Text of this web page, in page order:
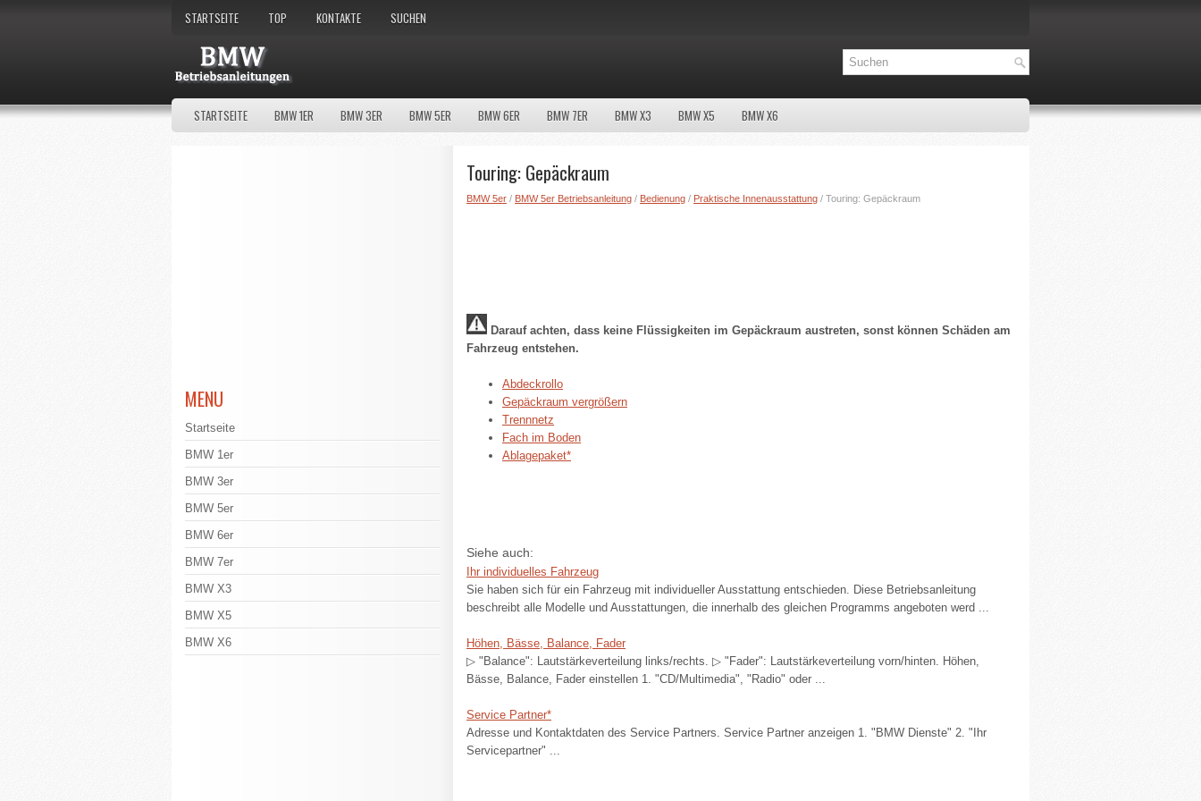
STARTSEITE TOP KONTAKTE SUCHEN
STARTSEITE BMW 1ER BMW 3ER BMW 5ER BMW 6ER BMW 7ER BMW X3 BMW X5 BMW X6
Touring: Gepäckraum
BMW 5er / BMW 5er Betriebsanleitung / Bedienung / Praktische Innenausstattung / Touring: Gepäckraum
Darauf achten, dass keine Flüssigkeiten im Gepäckraum austreten, sonst können Schäden am
Fahrzeug entstehen.
Abdeckrollo
Gepäckraum vergrößern
Trennnetz
Fach im Boden
Ablagepaket*
Siehe auch:
Ihr individuelles Fahrzeug
Sie haben sich für ein Fahrzeug mit individueller Ausstattung entschieden. Diese Betriebsanleitung
beschreibt alle Modelle und Ausstattungen, die innerhalb des gleichen Programms angeboten werd ...
Höhen, Bässe, Balance, Fader
▷ "Balance": Lautstärkeverteilung links/rechts. ▷ "Fader": Lautstärkeverteilung vorn/hinten. Höhen,
Bässe, Balance, Fader einstellen 1. "CD/Multimedia", "Radio" oder ...
Service Partner*
Adresse und Kontaktdaten des Service Partners. Service Partner anzeigen 1. "BMW Dienste" 2. "Ihr
Servicepartner" ...
MENU
Startseite
BMW 1er
BMW 3er
BMW 5er
BMW 6er
BMW 7er
BMW X3
BMW X5
BMW X6